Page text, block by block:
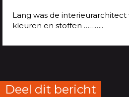
Lang was de interieurarchitect
kleuren en stoffen ………..
Deel dit bericht